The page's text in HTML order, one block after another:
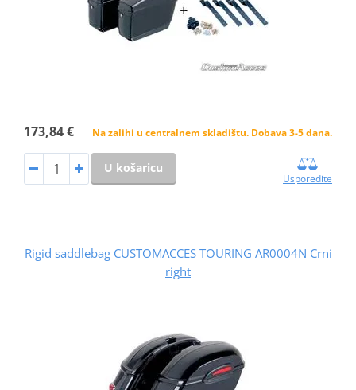
173,84 € Na zalihi u centralnem skladištu. Dobava 3-5 dana.
U košaricu
Usporedite
Rigid saddlebag CUSTOMACCES TOURING AR0004N Crni
right